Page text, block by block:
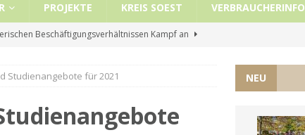
PROJEKTE KREIS SOEST VERBRAUCHERINFO
Beschäftigungsverhältnissen Kampf an
für Leistungsempfänger
Bundestag vom 13.11.24
UNCATEGORIZED
nach Cyberangriff wieder online
Studienangebote für 2021 NEU